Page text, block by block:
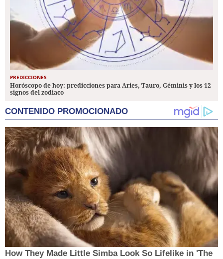
PREDICCIONES
Horóscopo de hoy: predicciones para Aries, Tauro, Géminis y los 12
signos del zodiaco
CONTENIDO PROMOCIONADO
How They Made Little Simba Look So Lifelike in 'The